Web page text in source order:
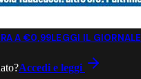
A €0,99LEGGI IL GIORNALE
Accedi e leggi